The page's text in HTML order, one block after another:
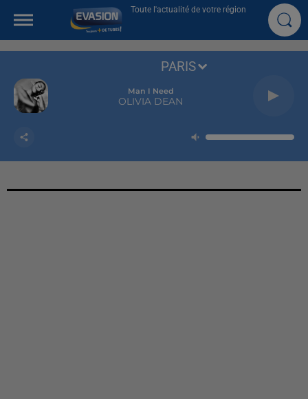
Toute l'actualité de votre région
Man I Need
OLIVIA DEAN
PARIS